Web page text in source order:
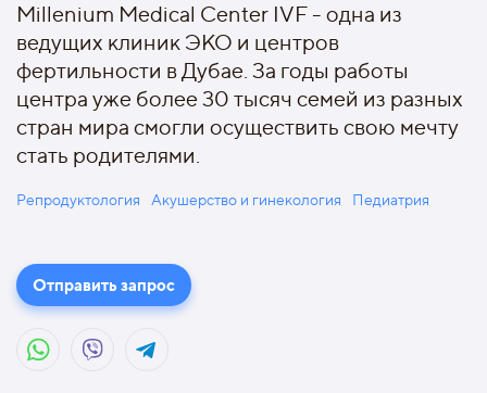
Millenium Medical Center IVF - одна из
ведущих клиник ЭКО и центров
фертильности в Дубае. За годы работы
центра уже более 30 тысяч семей из разных
стран мира смогли осуществить свою мечту
стать родителями.
Репродуктология Акушерство и гинекология Педиатрия
Отправить запрос